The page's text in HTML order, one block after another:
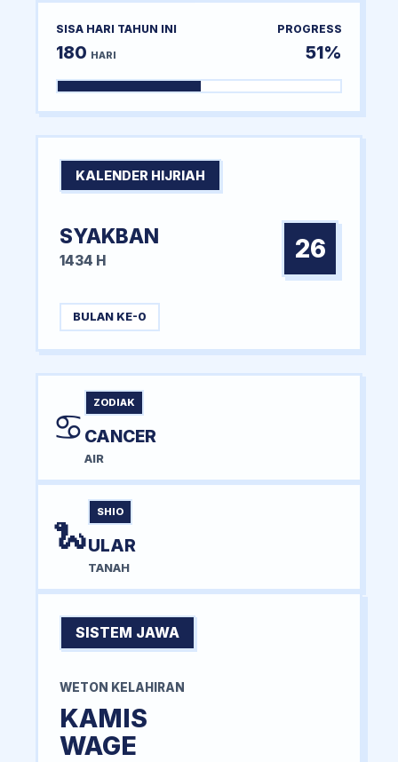
SISA HARI TAHUN INI
180 HARI
PROGRESS
51%
KALENDER HIJRIAH
SYAKBAN
1434 H 26
BULAN KE-0
♋
ZODIAK
CANCER
AIR
🐍
SHIO
ULAR
TANAH
SISTEM JAWA
WETON KELAHIRAN
KAMIS
WAGE